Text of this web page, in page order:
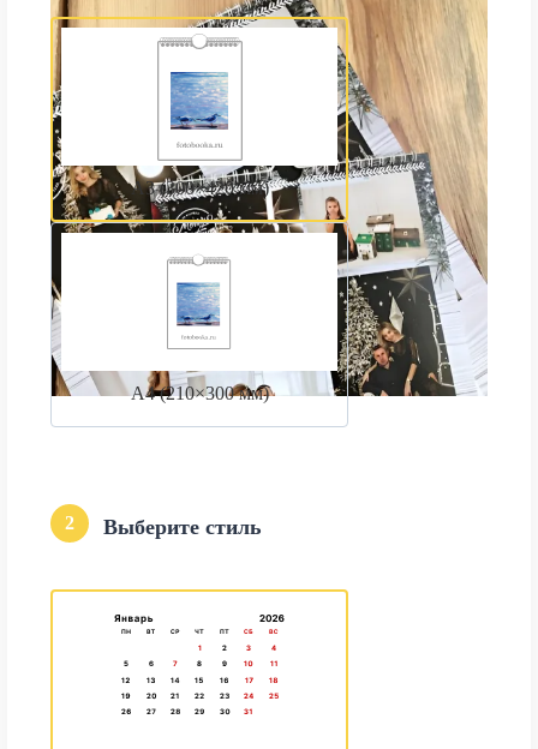
А3 (300×420 мм)
А4 (210×300 мм)
2 Выберите стиль